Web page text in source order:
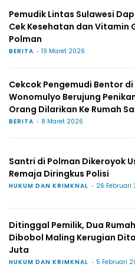
Pemudik Lintas Sulawesi
Cek Kesehatan dan Vitamin
Polman
BERITA 19 Maret 2026
Cekcok Pengemudi Bentor di
Wonomulyo Berujung
Orang Dilarikan Ke Rumah
BERITA 8 Maret 2026
Santri di Polman Dikeroyok
Remaja Diringkus Polisi
HUKUM DAN KRIMKNAL 26 Februari
Ditinggal Pemilik, Dua
Dibobol Maling Kerugian
Juta
HUKUM DAN KRIMKNAL 5 Februari